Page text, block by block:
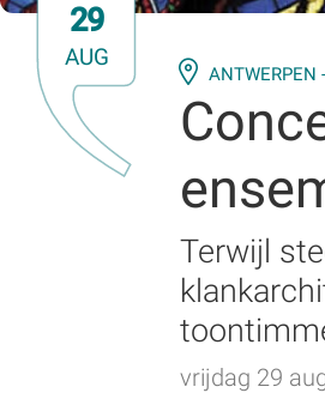
29
AUG
ANTWERPEN
Terwijl
vrijdag 29